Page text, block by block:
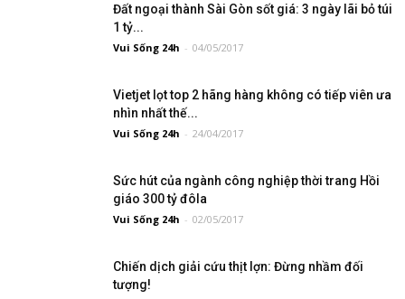
Đất ngoại thành Sài Gòn sốt giá: 3 ngày lãi bỏ túi
1 tỷ...
Vui Sống 24h - 04/05/2017
Vietjet lọt top 2 hãng hàng không có tiếp viên ưa
nhìn nhất thế...
Vui Sống 24h - 24/04/2017
Sức hút của ngành công nghiệp thời trang Hồi
giáo 300 tỷ đôla
Vui Sống 24h - 02/05/2017
Chiến dịch giải cứu thịt lợn: Đừng nhầm đối
tượng!